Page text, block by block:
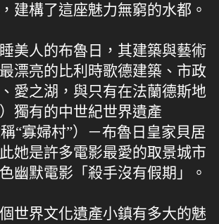
建構了這座魅力無窮的水都。
美人的布魯日，其建築與藝術
漂亮的比利時歌德建築、市政
愛之湖，與只有在法蘭德斯地
獨有的中世紀世界遺產
“寡婦村”）－布魯日皇家貝居
她是許多電影最愛的取景城市
幽默電影「殺手沒有假期」。
世界文化遺產小鎮有多大的魅